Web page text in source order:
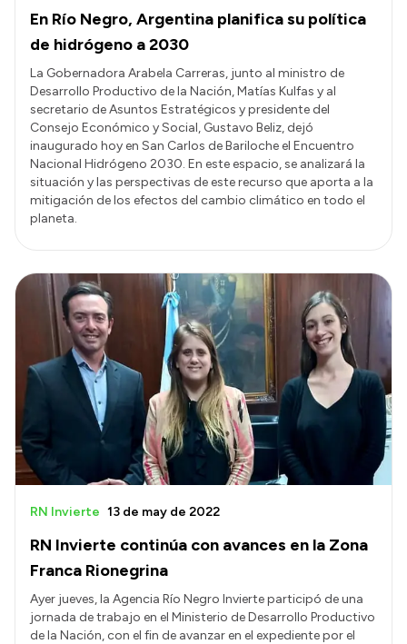
En Río Negro, Argentina planifica su política
de hidrógeno a 2030
La Gobernadora Arabela Carreras, junto al ministro de
Desarrollo Productivo de la Nación, Matías Kulfas y al
secretario de Asuntos Estratégicos y presidente del
Consejo Económico y Social, Gustavo Beliz, dejó
inaugurado hoy en San Carlos de Bariloche el Encuentro
Nacional Hidrógeno 2030. En este espacio, se analizará la
situación y las perspectivas de este recurso que aporta a la
mitigación de los efectos del cambio climático en todo el
planeta.
RN Invierte continúa con avances en la Zona
Franca Rionegrina
RN Invierte 13 de may de 2022
Ayer jueves, la Agencia Río Negro Invierte participó de una
jornada de trabajo en el Ministerio de Desarrollo Productivo
de la Nación, con el fin de avanzar en el expediente por el